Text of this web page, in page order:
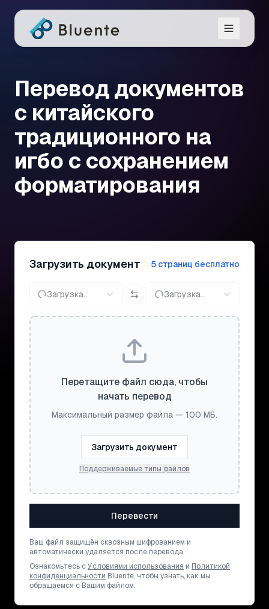
Перевод документов
с китайского
традиционного на
игбо с сохранением
форматирования
Загрузить документ 5 страниц бесплатно
Загрузка... Загрузка...
Перетащите файл сюда, чтобы
начать перевод
Максимальный размер файла — 100 МБ.
Загрузить документ
Поддерживаемые типы файлов
Перевести
Ваш файл защищён сквозным шифрованием и
автоматически удаляется после перевода.
Ознакомьтесь сУсловиями использования и Политикой
конфиденциальности Bluente, чтобы узнать, как мы
обращаемся с Вашим файлом.